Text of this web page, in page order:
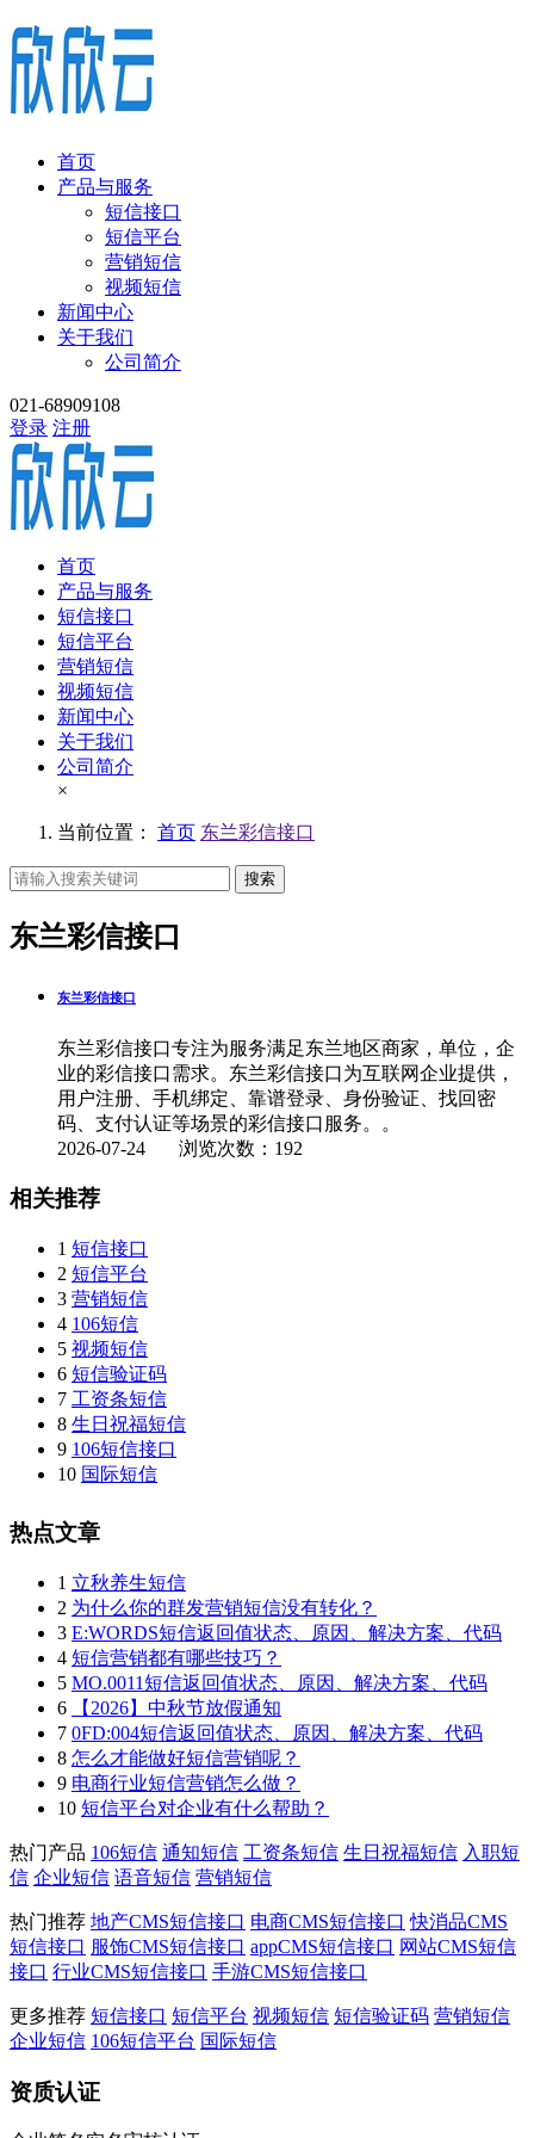
首页
产品与服务
短信接口
短信平台
营销短信
视频短信
新闻中心
关于我们
公司简介
021-68909108
登录 注册
首页
产品与服务
短信接口
短信平台
营销短信
视频短信
新闻中心
关于我们
公司简介
×
当前位置： 首页 东兰彩信接口
搜索
东兰彩信接口
东兰彩信接口
东兰彩信接口专注为服务满足东兰地区商家，单位，企
业的彩信接口需求。东兰彩信接口为互联网企业提供，
用户注册、手机绑定、靠谱登录、身份验证、找回密
码、支付认证等场景的彩信接口服务。。
2026-07-24 浏览次数：192
相关推荐
1 短信接口
2 短信平台
3 营销短信
4 106短信
5 视频短信
6 短信验证码
7 工资条短信
8 生日祝福短信
9 106短信接口
10 国际短信
热点文章
1 立秋养生短信
2 为什么你的群发营销短信没有转化？
3 E:WORDS短信返回值状态、原因、解决方案、代码
4 短信营销都有哪些技巧？
5 MO.0011短信返回值状态、原因、解决方案、代码
6
【2026】中秋节放假通知
7 0FD:004短信返回值状态、原因、解决方案、代码
8 怎么才能做好短信营销呢？
9 电商行业短信营销怎么做？
10 短信平台对企业有什么帮助？
热门产品 106短信 通知短信 工资条短信 生日祝福短信 入职短
信 企业短信 语音短信 营销短信
热门推荐 地产CMS短信接口 电商CMS短信接口 快消品CMS
短信接口 服饰CMS短信接口 appCMS短信接口 网站CMS短信
接口 行业CMS短信接口 手游CMS短信接口
更多推荐 短信接口 短信平台 视频短信 短信验证码 营销短信
企业短信 106短信平台 国际短信
资质认证